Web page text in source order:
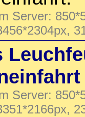
Server:
Server: